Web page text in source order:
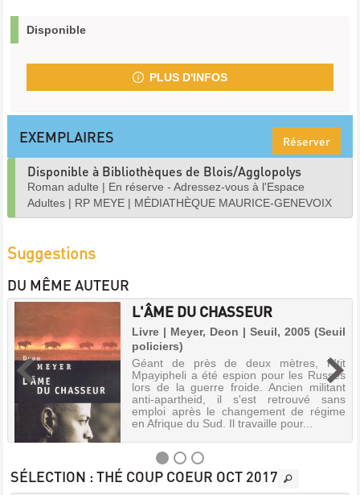
Disponible
PLUS D'INFOS
EXEMPLAIRES Réserver
Disponible à Bibliothèques de Blois/Agglopolys
Roman adulte | En réserve - Adressez-vous à l'Espace
Adultes | RP MEYE | MÉDIATHÈQUE MAURICE-GENEVOIX
Suggestions
DU MÊME AUTEUR
L'ÂME DU CHASSEUR
Livre | Meyer, Deon | Seuil, 2005 (Seuil
policiers)
Géant de près de deux mètres, P'tit
Mpayipheli a été espion pour les Russes
lors de la guerre froide. Ancien militant
anti-apartheid, il s'est retrouvé sans
emploi après le changement de régime
en Afrique du Sud. Il travaille pour...
SÉLECTION : THÉ COUP COEUR OCT 2017